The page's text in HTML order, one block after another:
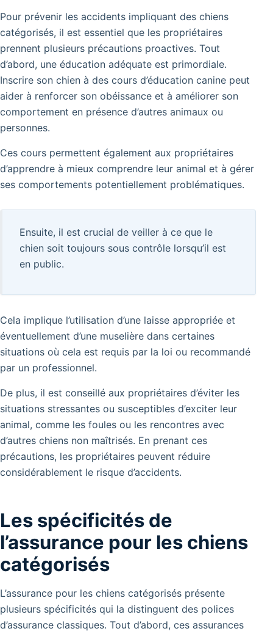
Pour prévenir les accidents impliquant des chiens
catégorisés, il est essentiel que les propriétaires
prennent plusieurs précautions proactives. Tout
d’abord, une éducation adéquate est primordiale.
Inscrire son chien à des cours d’éducation canine peut
aider à renforcer son obéissance et à améliorer son
comportement en présence d’autres animaux ou
personnes.
Ces cours permettent également aux propriétaires
d’apprendre à mieux comprendre leur animal et à gérer
ses comportements potentiellement problématiques.
Ensuite, il est crucial de veiller à ce que le
chien soit toujours sous contrôle lorsqu’il est
en public.
Cela implique l’utilisation d’une laisse appropriée et
éventuellement d’une muselière dans certaines
situations où cela est requis par la loi ou recommandé
par un professionnel.
De plus, il est conseillé aux propriétaires d’éviter les
situations stressantes ou susceptibles d’exciter leur
animal, comme les foules ou les rencontres avec
d’autres chiens non maîtrisés. En prenant ces
précautions, les propriétaires peuvent réduire
considérablement le risque d’accidents.
Les spécificités de
l’assurance pour les chiens
catégorisés
L’assurance pour les chiens catégorisés présente
plusieurs spécificités qui la distinguent des polices
d’assurance classiques. Tout d’abord, ces assurances